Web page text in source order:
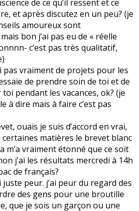
de ce qu’il ressent et ce
et après discutez en un peu? (je
amoureux sont
bon j’ai pas eu de « réelle
c’est pas très qualitatif,
pas vraiment de projets pour les
de prendre soin de toi et de
pendant les vacances, ok? (je
à dire mais à faire c’est pas
ouais je suis d’accord en vrai,
matières le brevet blanc
m’a vraiment étonné que ce soit
j’ai les résultats mercredi à 14h
de français?
juste peur. j’ai peur du regard des
des gens pour une broutille
que je sois un garçon ou une